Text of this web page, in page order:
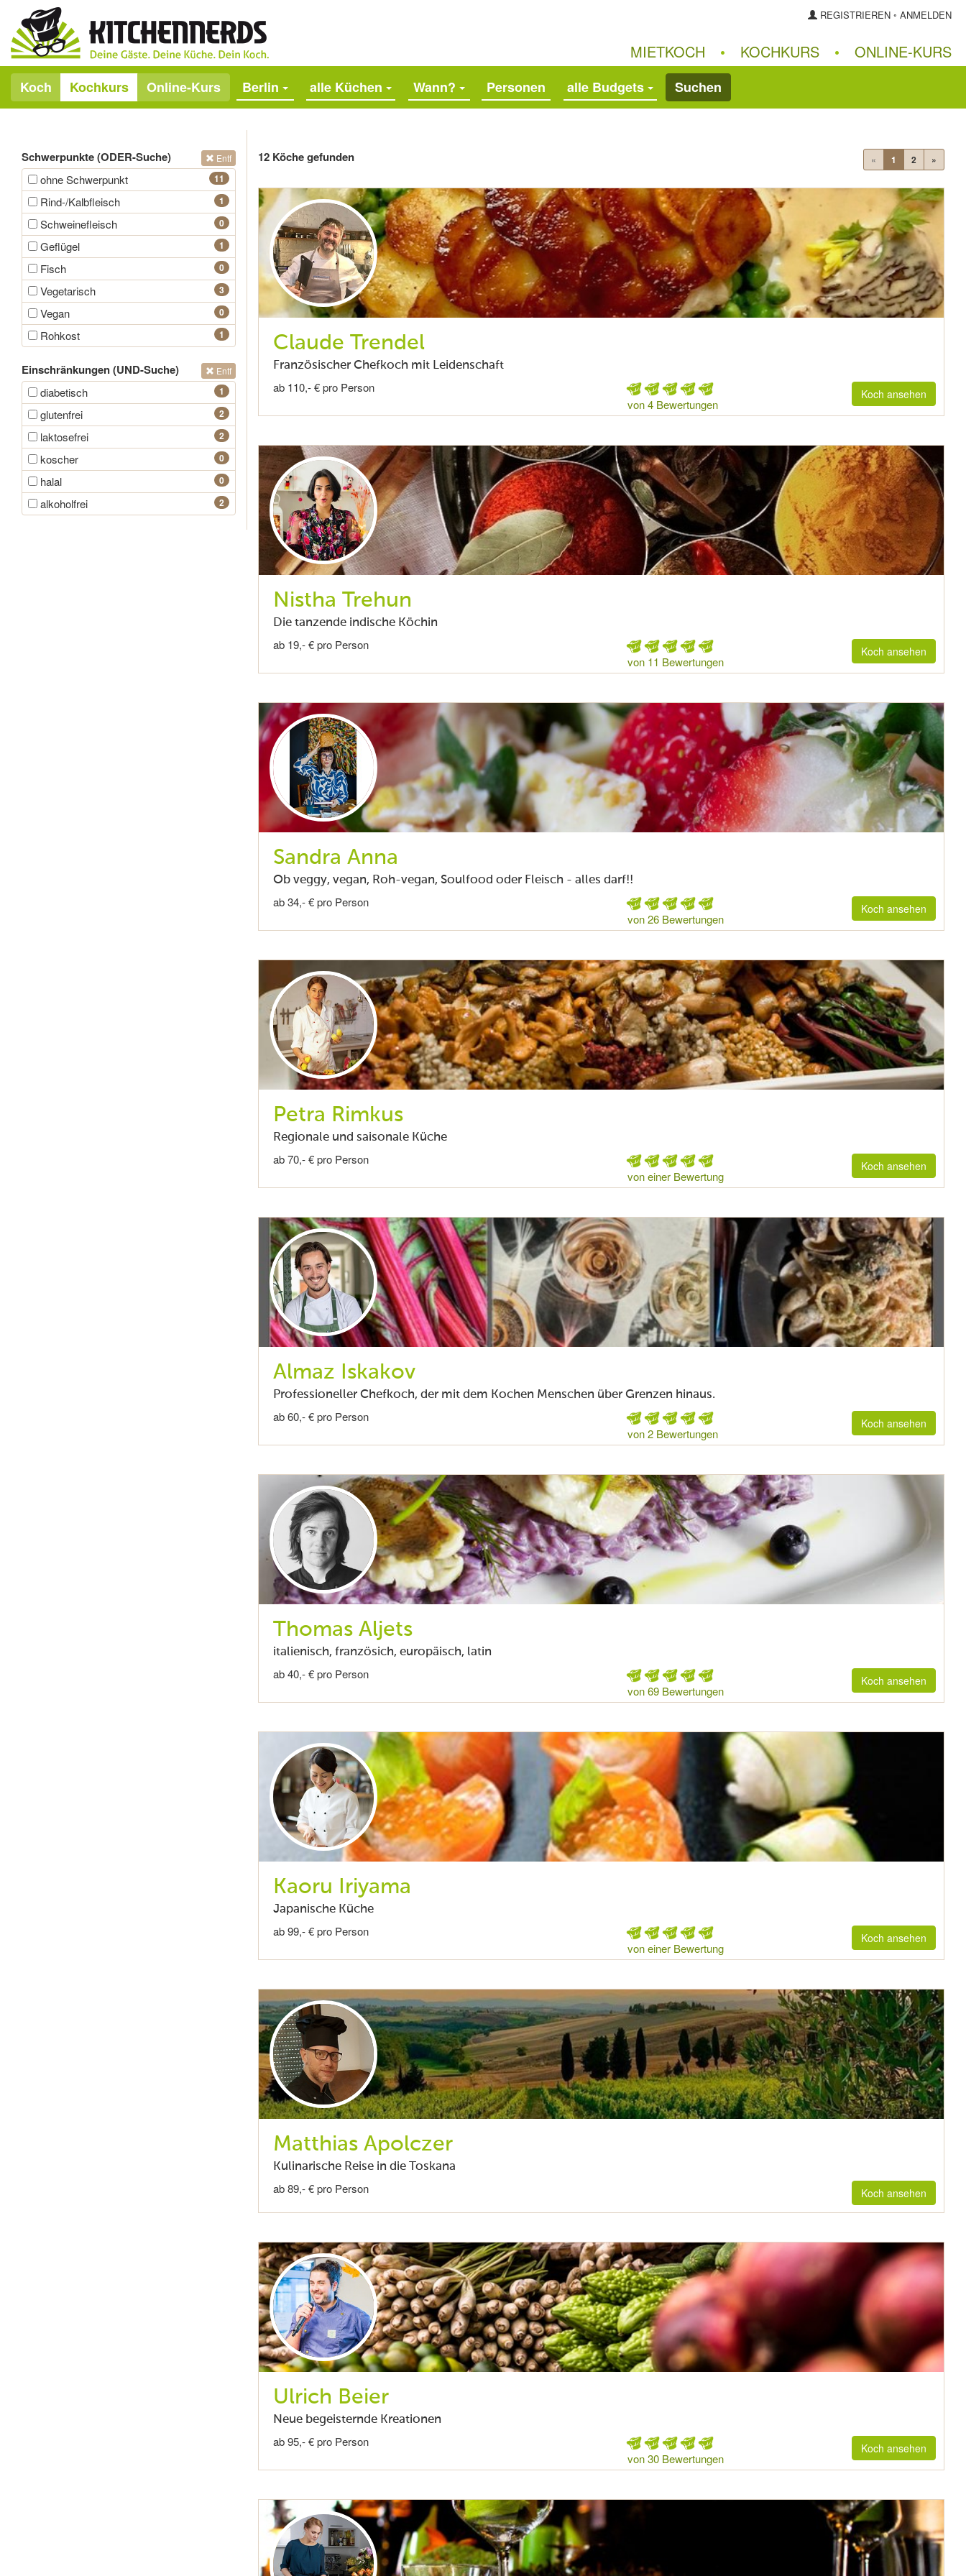
REGISTRIEREN ◦ ANMELDEN
MIETKOCH • KOCHKURS • ONLINE‑KURS
Koch Kochkurs Online-Kurs Berlin alle Küchen Wann? alle Budgets Suchen
« 1 2 »
12 Köche gefunden
Claude Trendel
Französischer Chefkoch mit Leidenschaft
ab 110,- € pro Person
von 4 Bewertungen
Koch ansehen
Nistha Trehun
Die tanzende indische Köchin
ab 19,- € pro Person
von 11 Bewertungen
Koch ansehen
Sandra Anna
Ob veggy, vegan, Roh-vegan, Soulfood oder Fleisch - alles darf!!
ab 34,- € pro Person
von 26 Bewertungen
Koch ansehen
Petra Rimkus
Regionale und saisonale Küche
ab 70,- € pro Person
von einer Bewertung
Koch ansehen
Almaz Iskakov
Professioneller Chefkoch, der mit dem Kochen Menschen über Grenzen hinaus.
ab 60,- € pro Person
von 2 Bewertungen
Koch ansehen
Thomas Aljets
italienisch, französich, europäisch, latin
ab 40,- € pro Person
von 69 Bewertungen
Koch ansehen
Kaoru Iriyama
Japanische Küche
ab 99,- € pro Person
von einer Bewertung
Koch ansehen
Matthias Apolczer
Kulinarische Reise in die Toskana
ab 89,- € pro Person Koch ansehen
Ulrich Beier
Neue begeisternde Kreationen
ab 95,- € pro Person
von 30 Bewertungen
Koch ansehen
Schwerpunkte (ODER-Suche) Entf
11
ohne Schwerpunkt
1
Rind-/Kalbfleisch
0
Schweinefleisch
1
Geflügel
0
Fisch
3
Vegetarisch
0
Vegan
1
Rohkost
Einschränkungen (UND-Suche) Entf
1
diabetisch
2
glutenfrei
2
laktosefrei
0
koscher
0
halal
2
alkoholfrei